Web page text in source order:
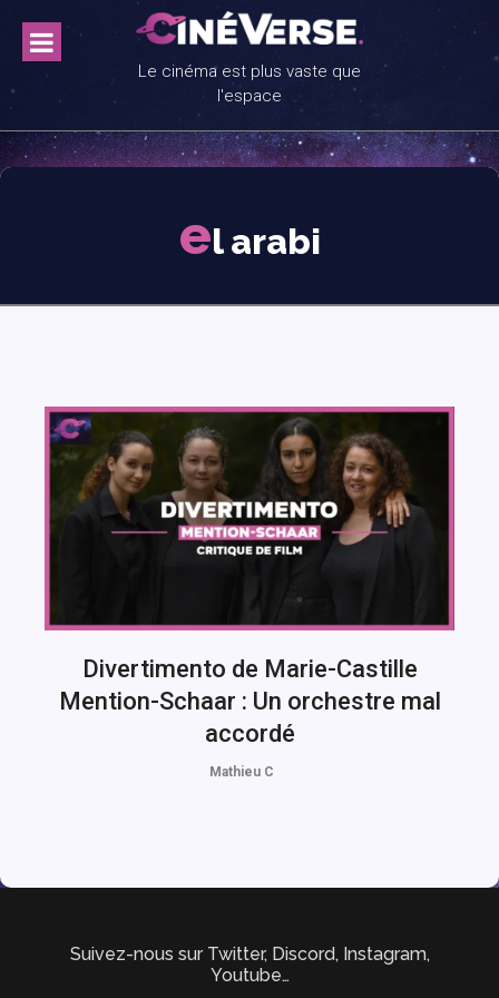
content
Le cinéma est plus vaste que
l'espace
el arabi
Divertimento de Marie-Castille
Mention-Schaar : Un orchestre mal
accordé
Mathieu C
Suivez-nous sur Twitter, Discord, Instagram,
Youtube…